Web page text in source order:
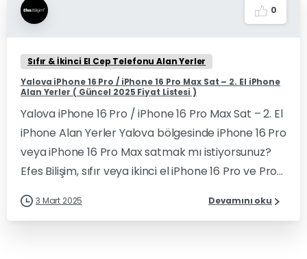
0
Sıfır & İkinci El Cep Telefonu Alan Yerler
Yalova iPhone 16 Pro / iPhone 16 Pro Max Sat – 2. El iPhone
Alan Yerler ( Güncel 2025 Fiyat Listesi )
Yalova iPhone 16 Pro / iPhone 16 Pro Max Sat – 2. El
iPhone Alan Yerler Yalova bölgesinde iPhone 16 Pro
veya iPhone 16 Pro Max satmak mı istiyorsunuz?
Efes Bilişim, sıfır veya ikinci el iPhone 16 Pro ve Pro...
3 Mart 2025 Devamını oku